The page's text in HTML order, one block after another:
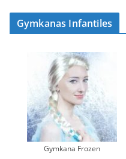
Gymkanas Infantiles
Gymkana Frozen